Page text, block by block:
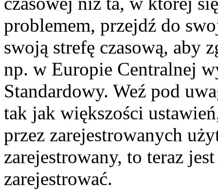
problemem, przejdź do
swoją strefę czasową, aby
np. w Europie Centralnej
Standardowy. Weź pod
tak jak większości
przez zarejestrowanych
zarejestrowany, to teraz
zarejestrować.